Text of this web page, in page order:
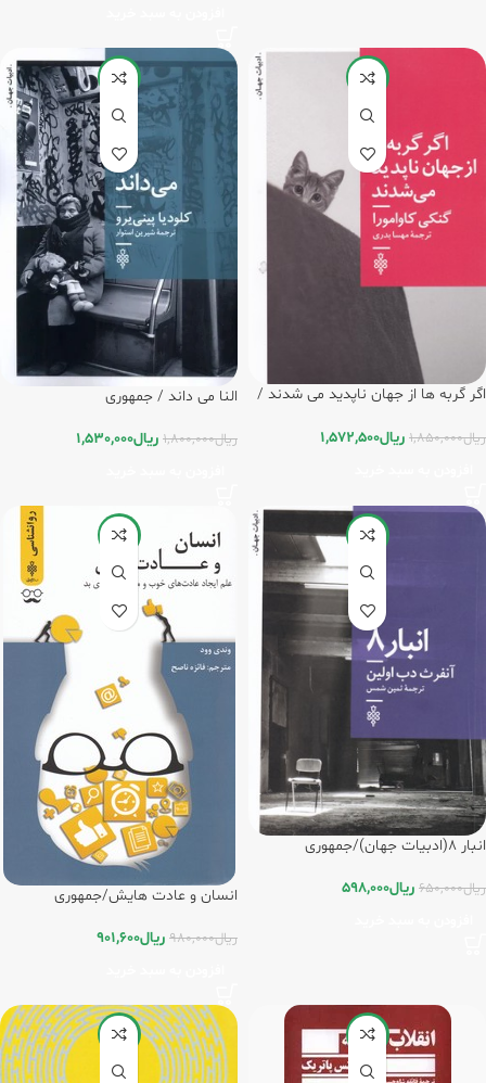
-15%
اگر گربه ها از جهان ناپدید می شدند /
ریال1,850,000 ریال1,572,500
-15%
النا می داند / جمهوری
ریال1,800,000 ریال1,530,000
-8%
انبار 8(ادبیات جهان)/جمهوری
ریال650,000 ریال598,000
-8%
انسان و عادت هایش/جمهوری
ریال980,000 ریال901,600
-8%
-5%